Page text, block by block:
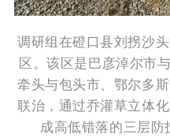
调研组在磴口县刘拐沙
区。该区是巴彦淖尔市
牵头与包头市、鄂尔多
联治，通过乔灌草立体
成高低错落的三层防